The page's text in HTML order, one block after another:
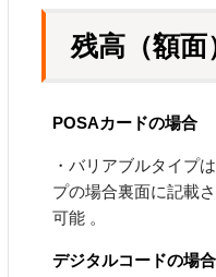
残高（額
POSAカードの場合
・バリアブルタイプ
プの場合裏面に記載
可能 。
デジタルコードの場合